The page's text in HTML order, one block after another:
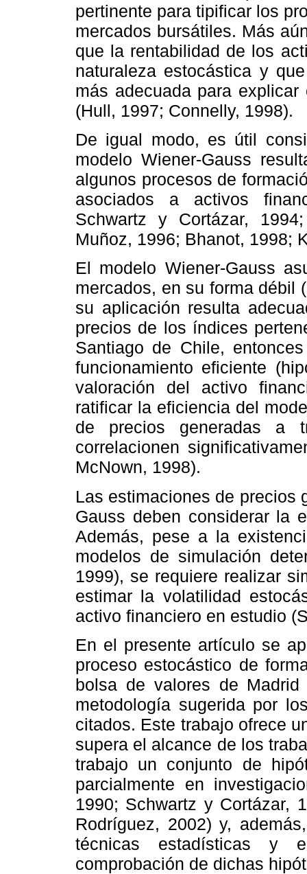
pertinente para tipificar los
mercados bursátiles. Más
que la rentabilidad de los
naturaleza estocástica y
más adecuada para
(Hull, 1997; Connelly, 1998).
De igual modo, es útil
modelo Wiener-Gauss
algunos procesos de
asociados a activos
Schwartz y Cortázar,
Muñoz, 1996; Bhanot, 1998;
El modelo Wiener-Gauss
mercados, en su forma débil
su aplicación resulta
precios de los índices
Santiago de Chile,
funcionamiento eficiente
valoración del activo
ratificar la eficiencia del
de precios generadas a
correlacionen
McNown, 1998).
Las estimaciones de precios
Gauss deben considerar la
Además, pese a la
modelos de simulación
1999), se requiere realizar
estimar la volatilidad
activo financiero en estudio
En el presente artículo se
proceso estocástico de
bolsa de valores de
metodología sugerida por
citados. Este trabajo ofrece
supera el alcance de los
trabajo un conjunto de
parcialmente en
1990; Schwartz y Cortázar,
Rodríguez, 2002) y,
técnicas estadísticas y
comprobación de dichas